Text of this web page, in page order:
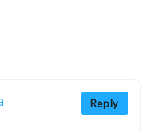
Reply